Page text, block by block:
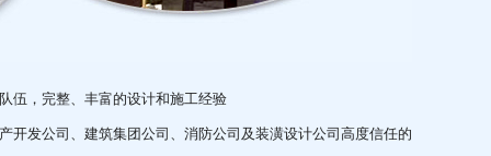
伍，完整、丰富的设计和施工经验
开发公司、建筑集团公司、消防公司及装潢设计公司高度信任的